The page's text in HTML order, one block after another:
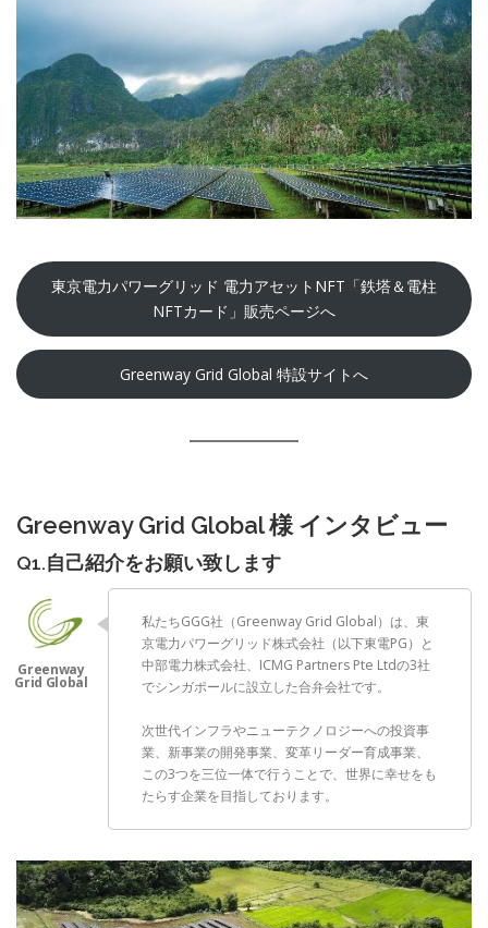
東京電力パワーグリッド 電力アセットNFT「鉄塔＆電柱
NFTカード」販売ページへ
Greenway Grid Global 特設サイトへ
Greenway Grid Global 様 インタビュー
Q1.自己紹介をお願い致します
私たちGGG社（Greenway Grid Global）は、東
京電力パワーグリッド株式会社（以下東電PG）と
中部電力株式会社、ICMG Partners Pte Ltdの3社
でシンガポールに設立した合弁会社です。
次世代インフラやニューテクノロジーへの投資事
業、新事業の開発事業、変革リーダー育成事業、
この3つを三位一体で行うことで、世界に幸せをも
たらす企業を目指しております。